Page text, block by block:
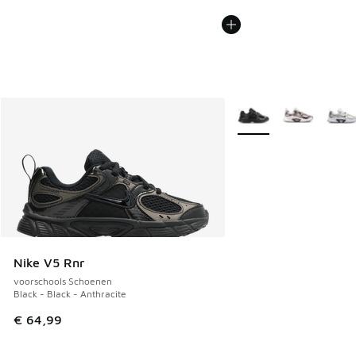
Nike V5 Rnr
voorschools Schoenen
Black - Black - Anthracite
€ 64,99
Meer kleuren